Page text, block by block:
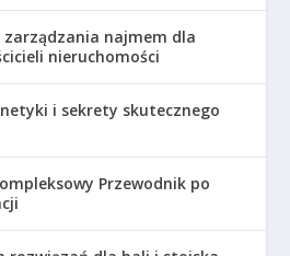
najmem dla
nieruchomości
i sekrety skutecznego
Przewodnik po